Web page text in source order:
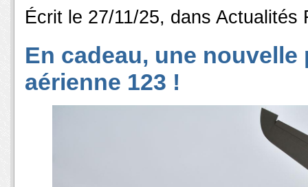
Écrit le 27/11/25, dans Actualités
En cadeau, une
aérienne 123 !